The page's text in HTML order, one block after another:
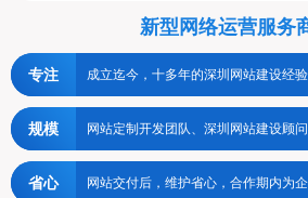
新型网络运营服务
专注 成立迄今，十多年的深圳网站建设经
规模 网站定制开发团队、深圳网站建设顾
省心 网站交付后，维护省心，合作期内为